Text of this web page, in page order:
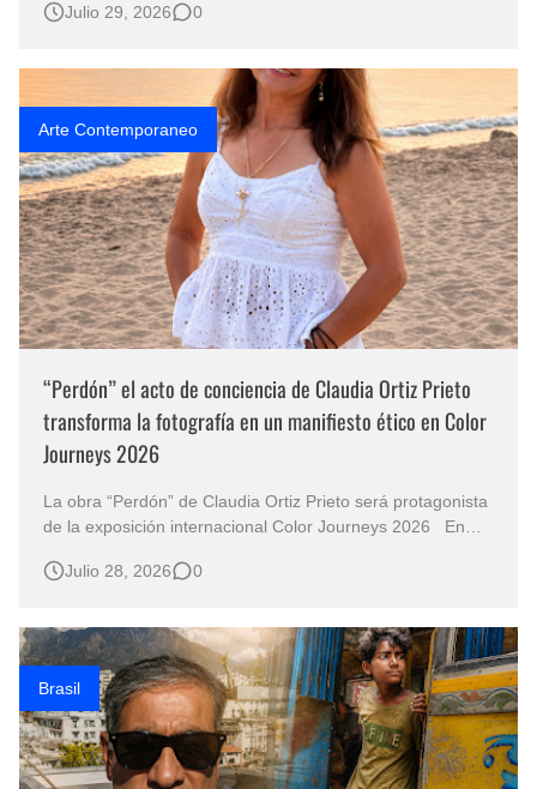
pequeños zapatos cuentan la historia de un continente
que permanec…
Julio 29, 2026 0
Arte Contemporaneo
“Perdón” el acto de conciencia de Claudia Ortiz Prieto
transforma la fotografía en un manifiesto ético en Color
Journeys 2026
La obra “Perdón” de Claudia Ortiz Prieto será protagonista
de la exposición internacional Color Journeys 2026 En
basta un instante suspendido, una composición
humano para alterar la manera e…
Julio 28, 2026 0
Brasil